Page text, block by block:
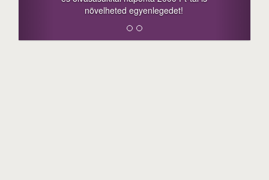
megosztási lehetőséget. Lájkolj is minket!